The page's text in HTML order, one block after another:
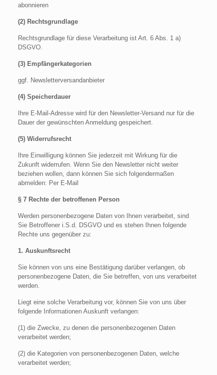
abonnieren
(2) Rechtsgrundlage
Rechtsgrundlage für diese Verarbeitung ist Art. 6 Abs. 1 a)
DSGVO.
(3) Empfängerkategorien
ggf. Newsletterversandanbieter
(4) Speicherdauer
Ihre E-Mail-Adresse wird für den Newsletter-Versand nur für die
Dauer der gewünschten Anmeldung gespeichert.
(5) Widerrufsrecht
Ihre Einwilligung können Sie jederzeit mit Wirkung für die
Zukunft widerrufen. Wenn Sie den Newsletter nicht weiter
beziehen wollen, dann können Sie sich folgendermaßen
abmelden: Per E-Mail
§ 7 Rechte der betroffenen Person
Werden personenbezogene Daten von Ihnen verarbeitet, sind
Sie Betroffener i.S.d. DSGVO und es stehen Ihnen folgende
Rechte uns gegenüber zu:
1. Auskunftsrecht
Sie können von uns eine Bestätigung darüber verlangen, ob
personenbezogene Daten, die Sie betreffen, von uns verarbeitet
werden.
Liegt eine solche Verarbeitung vor, können Sie von uns über
folgende Informationen Auskunft verlangen:
(1) die Zwecke, zu denen die personenbezogenen Daten
verarbeitet werden;
(2) die Kategorien von personenbezogenen Daten, welche
verarbeitet werden;